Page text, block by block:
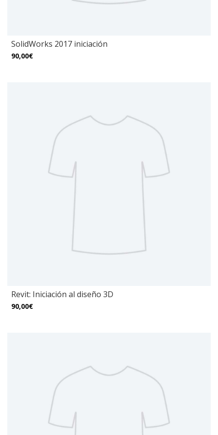
SolidWorks 2017 iniciación
90,00€
Revit: Iniciación al diseño 3D
90,00€